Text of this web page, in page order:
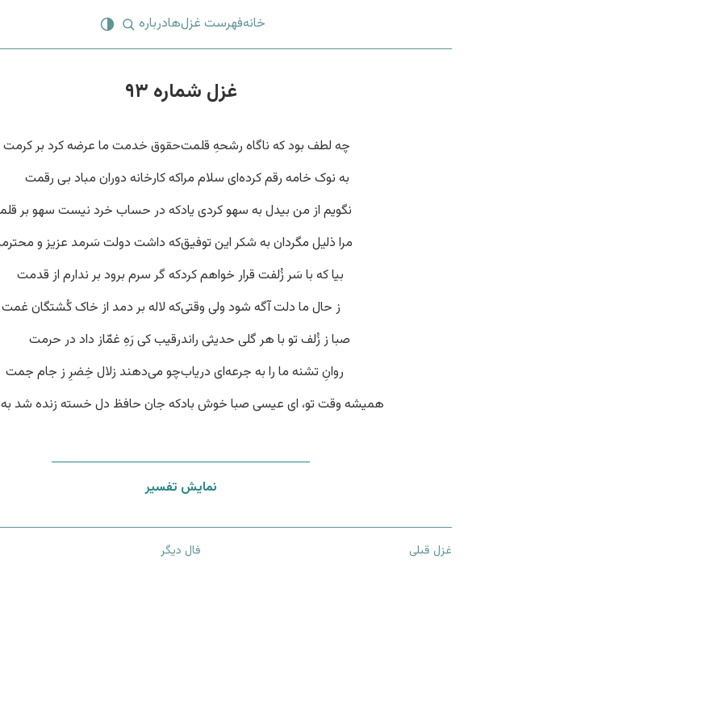
خانهفهرست غزل‌هادرباره
غزل شماره ۹۳
چه لطف بود که ناگاه رشحهِ قلمتحقوق خدمت ما عرضه کرد بر کرمت
به نوک خامه رقم کرده‌‌ای سلام مراکه کارخانه دوران مباد بی رقمت
نگویم از من بیدل به سهو کردی یادکه در حساب خرد نیست سهو بر
مرا ذلیل مگردان به شکر این توفیقکه داشت دولت سَرمد عزیز و
بیا که با سَر زُلفت قرار خواهم کردکه گر سرم برود بر ندارم از قدمت
ز حال ما دلت آگه شود ولی وقتیکه لاله بر دمد از خاک کُشتگان غمت
صبا ز زُلف تو با هر گلی حدیثی راندرقیب کی رَهِ غمّاز داد در حرمت
روانِ تشنه ما را به جرعه‌‌ای دریابچو می‌دهند زلال خِضرِ ز جام جمت
همیشه وقت تو، ای عیسی صبا خوش بادکه جان حافظ دل خسته زنده شد
نمایش تفسیر
غزل قبلی فال دیگر